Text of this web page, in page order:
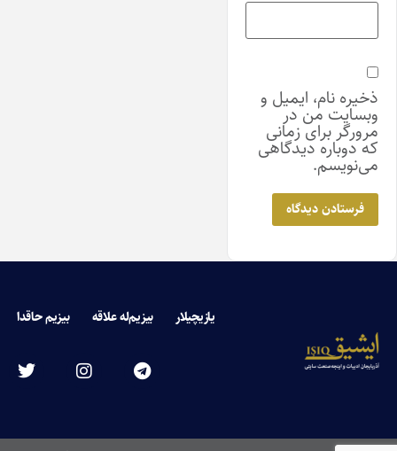
ذخیره نام، ایمیل و
وبسایت من در
مرورگر برای زمانی
که دوباره دیدگاهی
می‌نویسم.
یازیچیلار بیزیم‌له علاقه بیزیم حاقدا